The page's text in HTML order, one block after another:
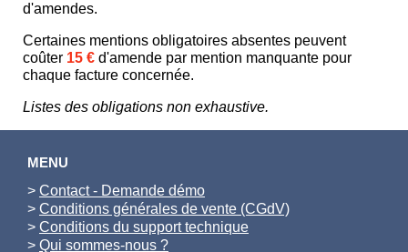
d'amendes.
Certaines mentions obligatoires absentes peuvent
coûter 15 € d'amende par mention manquante pour
chaque facture concernée.
Listes des obligations non exhaustive.
MENU
> Contact - Demande démo
> Conditions générales de vente (CGdV)
> Conditions du support technique
> Qui sommes-nous ?